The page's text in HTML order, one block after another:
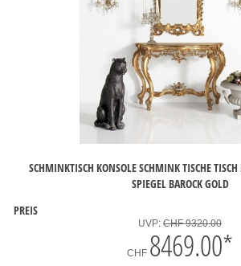
SCHMINKTISCH KONSOLE SCHMINK TISCHE TISCH
SPIEGEL BAROCK GOLD
PREIS
UVP: CHF 9320.00
CHF 8469.00*